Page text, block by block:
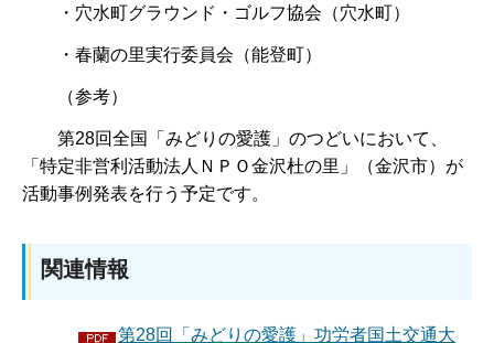
・穴水町グラウンド・ゴルフ協会（穴水町）
・春蘭の里実行委員会（能登町）
（参考）
第28回全国「みどりの愛護」のつどいにおいて、
「特定非営利活動法人ＮＰＯ金沢杜の里」（金沢市）が
活動事例発表を行う予定です。
関連情報
第28回「みどりの愛護」功労者国土交通大